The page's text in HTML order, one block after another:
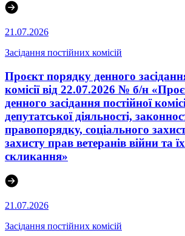
21.07.2026
Засідання постійних комісій
Проєкт порядку денного
комісії від 22.07.2026 № б/н
денного засідання постійної
депутатської діяльності,
правопорядку, соціального
захисту прав ветеранів війни та
скликання»
21.07.2026
Засідання постійних комісій